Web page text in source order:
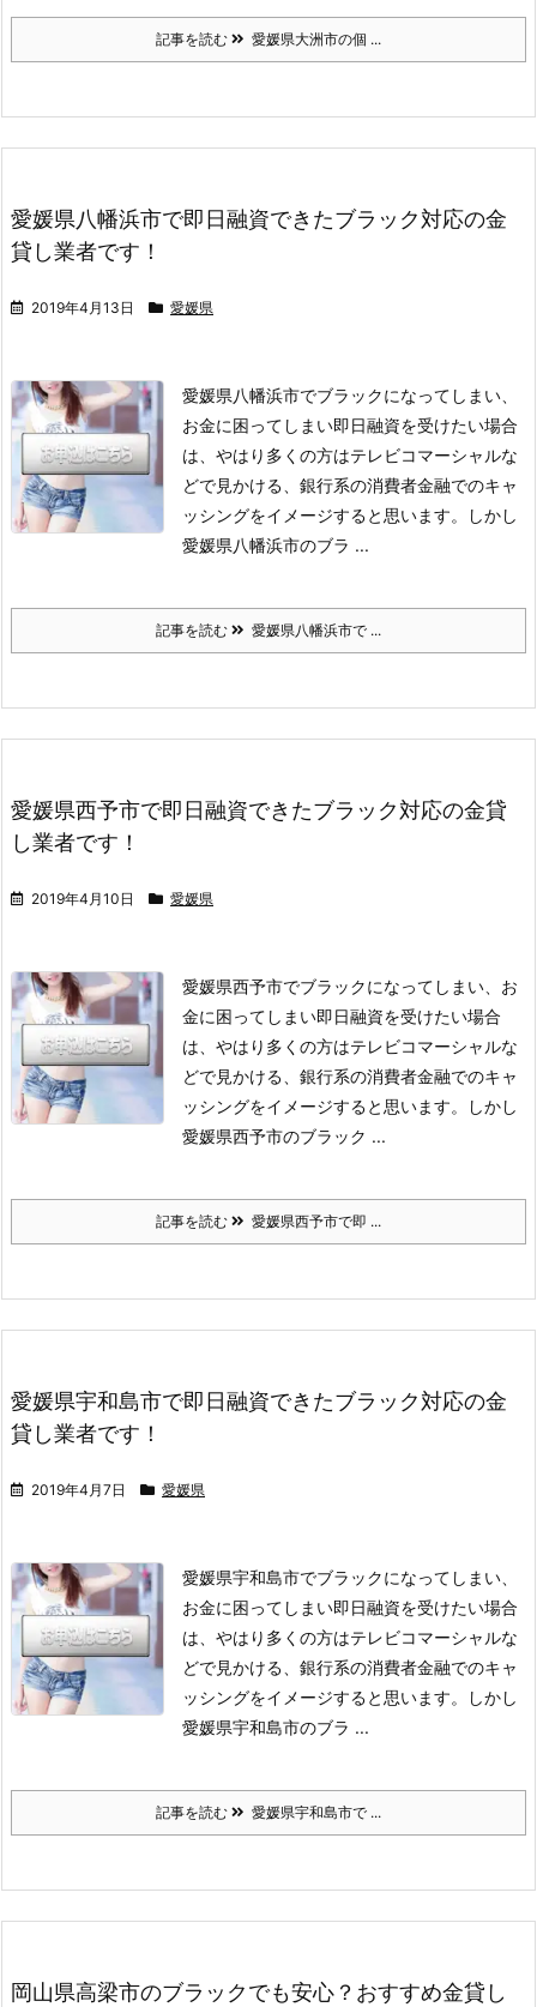
記事を読む 愛媛県大洲市の個 ...
愛媛県八幡浜市で即日融資できたブラック対応の金
貸し業者です！
2019年4月13日 愛媛県
愛媛県八幡浜市でブラックになってしまい、
お金に困ってしまい即日融資を受けたい場合
は、やはり多くの方はテレビコマーシャルな
どで見かける、銀行系の消費者金融でのキャ
ッシングをイメージすると思います。
しかし
愛媛県八幡浜市のブラ ...
記事を読む 愛媛県八幡浜市で ...
愛媛県西予市で即日融資できたブラック対応の金貸
し業者です！
2019年4月10日 愛媛県
愛媛県西予市でブラックになってしまい、お
金に困ってしまい即日融資を受けたい場合
は、やはり多くの方はテレビコマーシャルな
どで見かける、銀行系の消費者金融でのキャ
ッシングをイメージすると思います。
しかし
愛媛県西予市のブラック ...
記事を読む 愛媛県西予市で即 ...
愛媛県宇和島市で即日融資できたブラック対応の金
貸し業者です！
2019年4月7日 愛媛県
愛媛県宇和島市でブラックになってしまい、
お金に困ってしまい即日融資を受けたい場合
は、やはり多くの方はテレビコマーシャルな
どで見かける、銀行系の消費者金融でのキャ
ッシングをイメージすると思います。
しかし
愛媛県宇和島市のブラ ...
記事を読む 愛媛県宇和島市で ...
岡山県高梁市のブラックでも安心？おすすめ金貸し